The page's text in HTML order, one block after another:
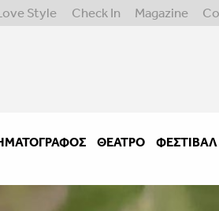
Style Check In Magazine
ΘΈΑΤΡΟ ΦΕΣΤΙΒΑΛ